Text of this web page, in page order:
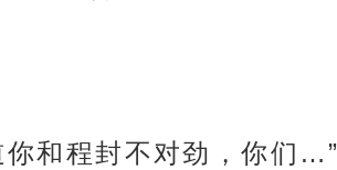
和程封不对劲，你们…”